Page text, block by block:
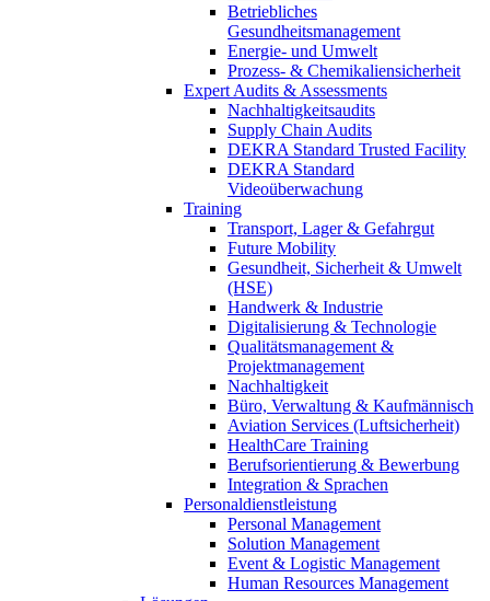
Betriebliches
Gesundheitsmanagement
Energie- und Umwelt
Prozess- & Chemikaliensicherheit
Expert Audits & Assessments
Nachhaltigkeitsaudits
Supply Chain Audits
DEKRA Standard Trusted Facility
DEKRA Standard
Videoüberwachung
Training
Transport, Lager & Gefahrgut
Future Mobility
Gesundheit, Sicherheit & Umwelt
(HSE)
Handwerk & Industrie
Digitalisierung & Technologie
Qualitätsmanagement &
Projektmanagement
Nachhaltigkeit
Büro, Verwaltung & Kaufmännisch
Aviation Services (Luftsicherheit)
HealthCare Training
Berufsorientierung & Bewerbung
Integration & Sprachen
Personaldienstleistung
Personal Management
Solution Management
Event & Logistic Management
Human Resources Management